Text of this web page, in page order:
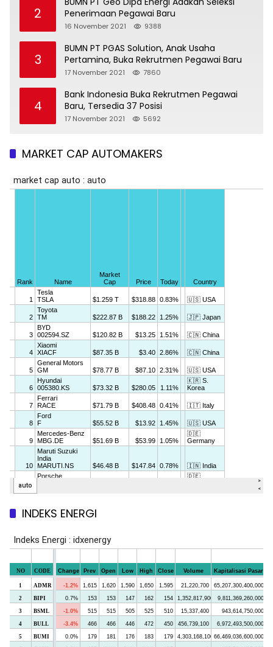
2
Penerimaan Pegawai Baru
16 November 2021 9388
3
BUMN PT PGAS Solution, Anak Usaha
Pertamina, Buka Rekrutmen Pegawai Baru
17 November 2021 7860
4
Bank Indonesia Buka Rekrutmen Pegawai
Baru, Tersedia 37 Posisi
17 November 2021 5692
MARKET CAP AUTOMAKERS
INDEKS ENERGI